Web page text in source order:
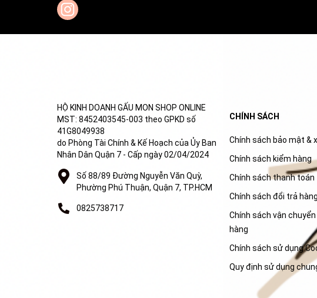
HỘ KINH DOANH GẤU MON SHOP ONLINE
MST: 8452403545-003 theo GPKD số
41G8049938
do Phòng Tài Chính & Kế Hoạch của Ủy Ban
Nhân Dân Quận 7 - Cấp ngày 02/04/2024
Số 88/89 Đường Nguyễn Văn Quỳ,
Phường Phú Thuận, Quận 7, TP.HCM
0825738717
CHÍNH SÁCH
Chính sách bảo mật &
Chính sách kiểm hàng
Chính sách thanh toán
Chính sách đổi trả
Chính sách vận
hàng
Chính sách sử dụng
Quy định sử dụng